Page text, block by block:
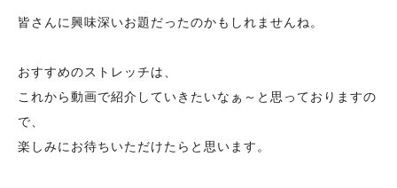
皆さんに興味深いお題だったのかもしれませんね。
おすすめのストレッチは、
これから動画で紹介していきたいなぁ～と思っておりますの
で、
楽しみにお待ちいただけたらと思います。